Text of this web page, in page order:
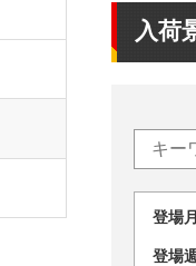
入荷
登
登